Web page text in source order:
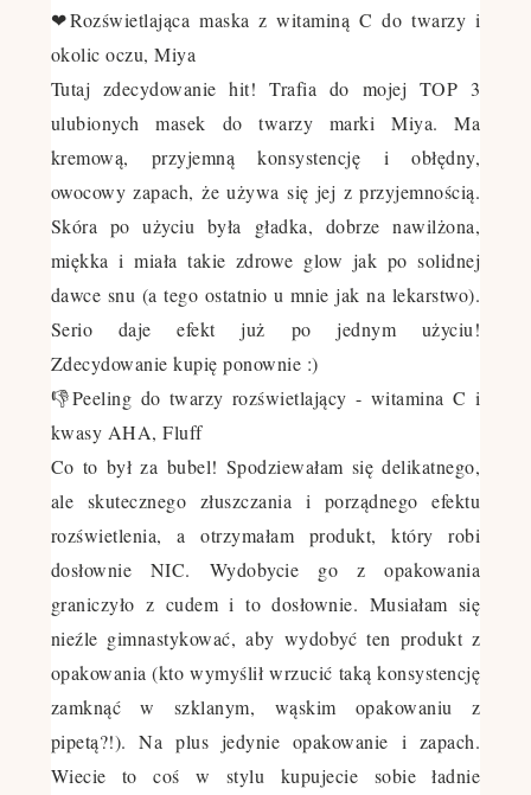
❤Rozświetlająca maska z witaminą C do twarzy i
okolic oczu, Miya
Tutaj zdecydowanie hit! Trafia do mojej TOP 3
ulubionych masek do twarzy marki Miya. Ma
kremową, przyjemną konsystencję i obłędny,
owocowy zapach, że używa się jej z przyjemnością.
Skóra po użyciu była gładka, dobrze nawilżona,
miękka i miała takie zdrowe glow jak po solidnej
dawce snu (a tego ostatnio u mnie jak na lekarstwo).
Serio daje efekt już po jednym użyciu!
Zdecydowanie kupię ponownie :)
👎Peeling do twarzy rozświetlający - witamina C i
kwasy AHA, Fluff
Co to był za bubel! Spodziewałam się delikatnego,
ale skutecznego złuszczania i porządnego efektu
rozświetlenia, a otrzymałam produkt, który robi
dosłownie NIC. Wydobycie go z opakowania
graniczyło z cudem i to dosłownie. Musiałam się
nieźle gimnastykować, aby wydobyć ten produkt z
opakowania (kto wymyślił wrzucić taką konsystencję
zamknąć w szklanym, wąskim opakowaniu z
pipetą?!). Na plus jedynie opakowanie i zapach.
Wiecie to coś w stylu kupujecie sobie ładnie